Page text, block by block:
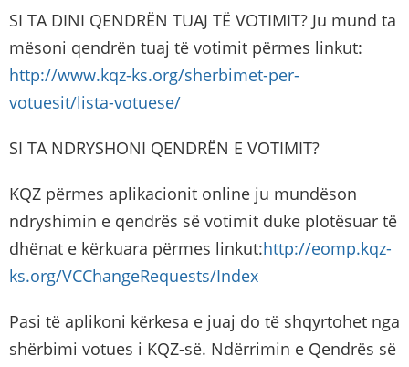
SI TA DINI QENDRËN TUAJ TË VOTIMIT? Ju mund ta
mësoni qendrën tuaj të votimit përmes linkut:
http://www.kqz-ks.org/sherbimet-per-
votuesit/lista-votuese/
SI TA NDRYSHONI QENDRËN E VOTIMIT?
KQZ përmes aplikacionit online ju mundëson
ndryshimin e qendrës së votimit duke plotësuar të
dhënat e kërkuara përmes linkut:http://eomp.kqz-
ks.org/VCChangeRequests/Index
Pasi të aplikoni kërkesa e juaj do të shqyrtohet nga
shërbimi votues i KQZ-së. Ndërrimin e Qendrës së